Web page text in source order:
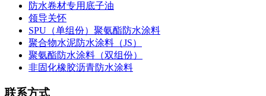
防水卷材专用底子油
领导关怀
SPU（单组份）聚氨酯防水涂料
聚合物水泥防水涂料（JS）
聚氨酯防水涂料（双组份）
非固化橡胶沥青防水涂料
联系方式